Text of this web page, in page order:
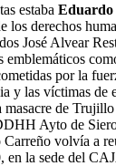
estaba Eduardo
los derechos
José Alvear
emblemáticos
por la
y las víctimas de
masacre de
Ayto de
Carreño volvía a
en la sede del